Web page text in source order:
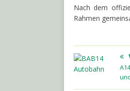
Nach dem
Rahmen